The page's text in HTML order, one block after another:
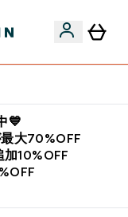
💙
大70%OFF
加10%OFF